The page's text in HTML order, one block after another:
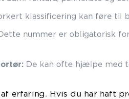
klassificering kan føre til
nummer er obligatorisk
De kan ofte hjælpe med
erfaring. Hvis du har haft